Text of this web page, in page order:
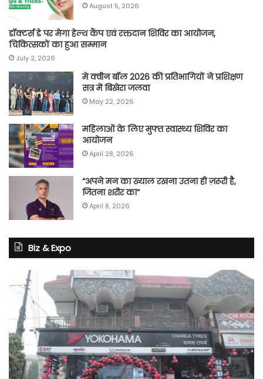
August 5, 2026
डॉक्टर्स डे पर मेगा हेल्थ कैंप एवं रक्तदान शिविर का आयोजन,
चिकित्सकों का हुआ सम्मान
July 2, 2026
मे क्वीन बॉल 2026 की प्रतिभागियों ने प्रशिक्षण
सत्र में बिखेरा जलवा
May 22, 2026
महिलाओं के लिए मुफ्त स्वास्थ्य शिविर का
आयोजन
April 28, 2026
“अपने मन का ख्याल रखना उतना ही ज़रूरी है,
जितना शरीर का”
April 8, 2026
Biz & Expo